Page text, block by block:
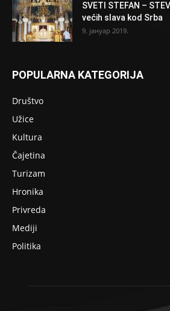
SVETI STEFAN –
većih slava kod Srba
9. јануар 2019.
POPULARNA KATEGORIJA
Društvo
Užice
Kultura
Čajetina
Turizam
Hronika
Privreda
Mediji
Politika